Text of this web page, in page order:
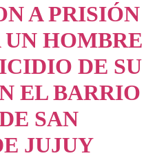
A PRISIÓN
UN HOMBRE
DE SU
EL BARRIO
SAN
JUJUY